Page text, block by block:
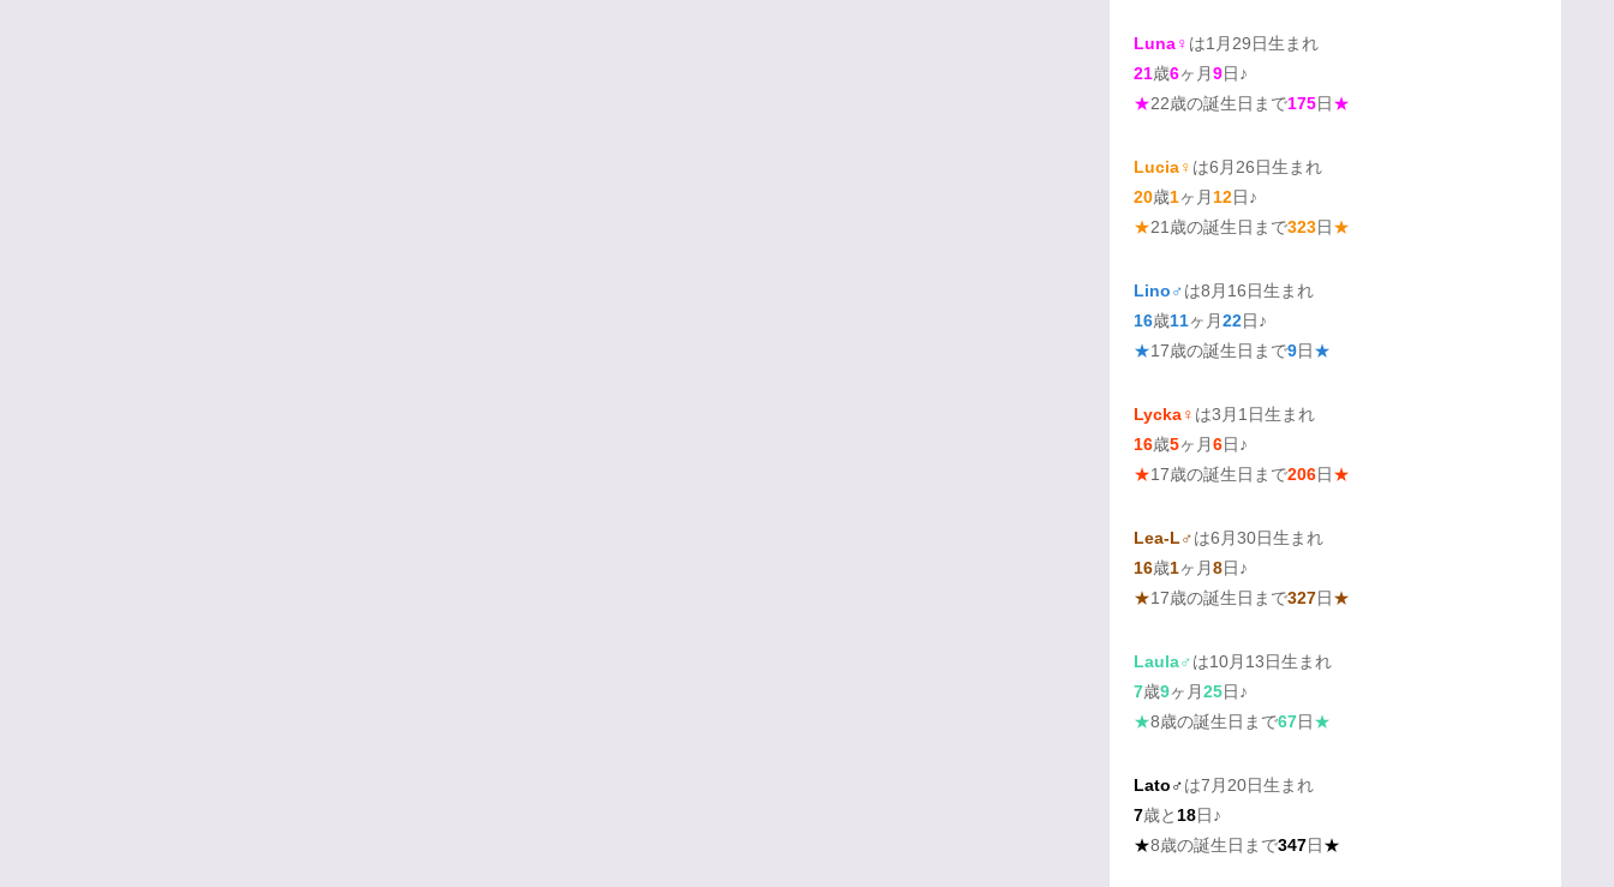
Luna♀ は1月29日生まれ
21歳6ヶ月9日♪
★22歳の誕生日まで175日★
Lucia♀ は6月26日生まれ
20歳1ヶ月 12日♪
★21歳の誕生日まで323日★
Lino♂ は8月16日生まれ
16歳11ヶ月22日♪
★17歳の誕生日まで9日★
Lycka♀ は3月1日生まれ
16歳5ヶ月6日♪
★17歳の誕生日まで206日★
Lea-L♂は6月30日生まれ
16歳1ヶ月8日♪
★17歳の誕生日まで327日★
Laula♂ は10月13日生まれ
7歳9ヶ月25日♪
★8歳の誕生日まで67日★
Lato♂は7月20日生まれ
7歳と 18日♪
★8歳の誕生日まで347日★